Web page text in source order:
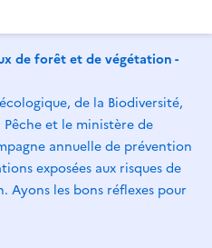
de forêt et de végétation -
de la Biodiversité,
et le ministère de
annuelle de prévention
exposées aux risques de
Ayons les bons réflexes pour